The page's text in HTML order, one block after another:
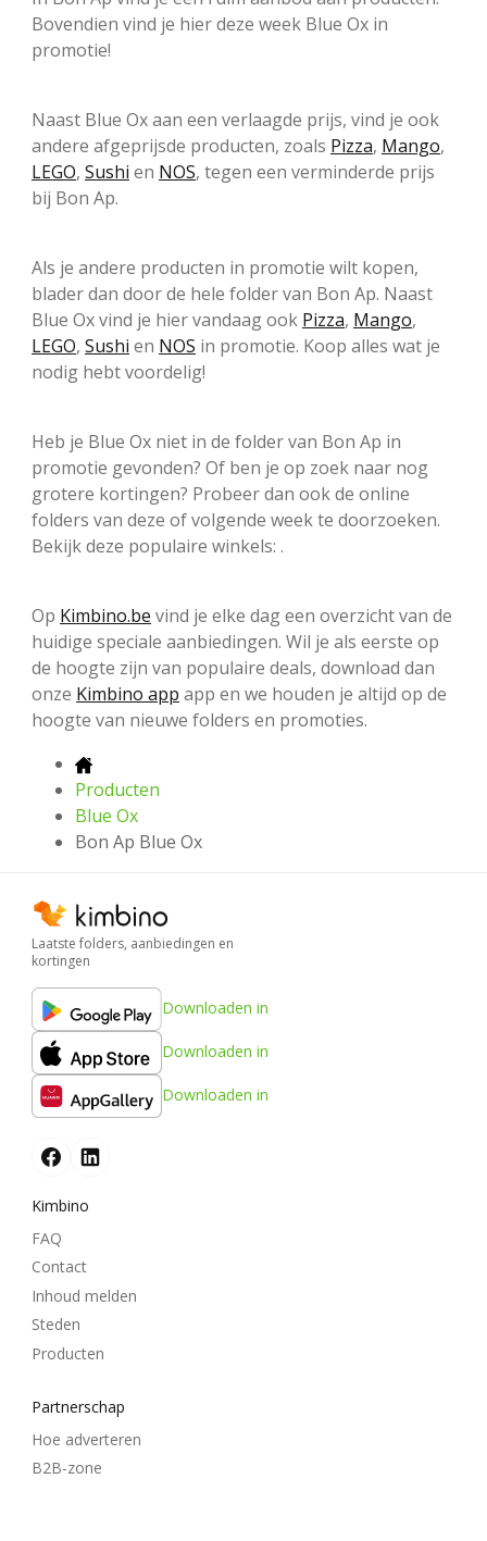
Bovendien vind je hier deze week Blue Ox in
promotie!
Naast Blue Ox aan een verlaagde prijs, vind je ook
andere afgeprijsde producten, zoals Pizza, Mango,
LEGO, Sushi en NOS, tegen een verminderde prijs
bij Bon Ap.
Als je andere producten in promotie wilt kopen,
blader dan door de hele folder van Bon Ap. Naast
Blue Ox vind je hier vandaag ook Pizza, Mango,
LEGO, Sushi en NOS in promotie. Koop alles wat je
nodig hebt voordelig!
Heb je Blue Ox niet in de folder van Bon Ap in
promotie gevonden? Of ben je op zoek naar nog
grotere kortingen? Probeer dan ook de online
folders van deze of volgende week te doorzoeken.
Bekijk deze populaire winkels: .
Op Kimbino.be vind je elke dag een overzicht van de
huidige speciale aanbiedingen. Wil je als eerste op
de hoogte zijn van populaire deals, download dan
onze Kimbino app app en we houden je altijd op de
hoogte van nieuwe folders en promoties.
Producten
Blue Ox
Bon Ap Blue Ox
Laatste folders, aanbiedingen en
kortingen
Downloaden in
Downloaden in
Downloaden in
Kimbino
FAQ
Contact
Inhoud melden
Steden
Producten
Partnerschap
Hoe adverteren
B2B-zone